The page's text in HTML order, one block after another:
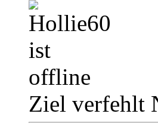
Ziel verfehlt